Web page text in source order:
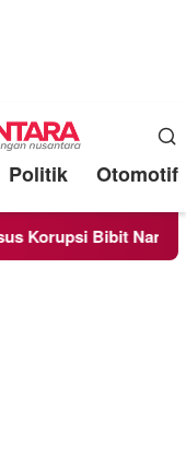
Politik Otomotif
Nanas Sulsel Rp